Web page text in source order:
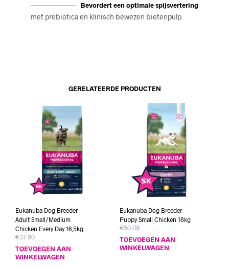
Bevordert een optimale spijsvertering
met prebiotica en klinisch bewezen bietenpulp
GERELATEERDE PRODUCTEN
Eukanuba Dog Breeder
Adult Small/Medium
Chicken Every Day 16,5kg
€37.80
TOEVOEGEN AAN
WINKELWAGEN
Eukanuba Dog Breeder
Puppy Small Chicken 18kg
€50.09
TOEVOEGEN AAN
WINKELWAGEN